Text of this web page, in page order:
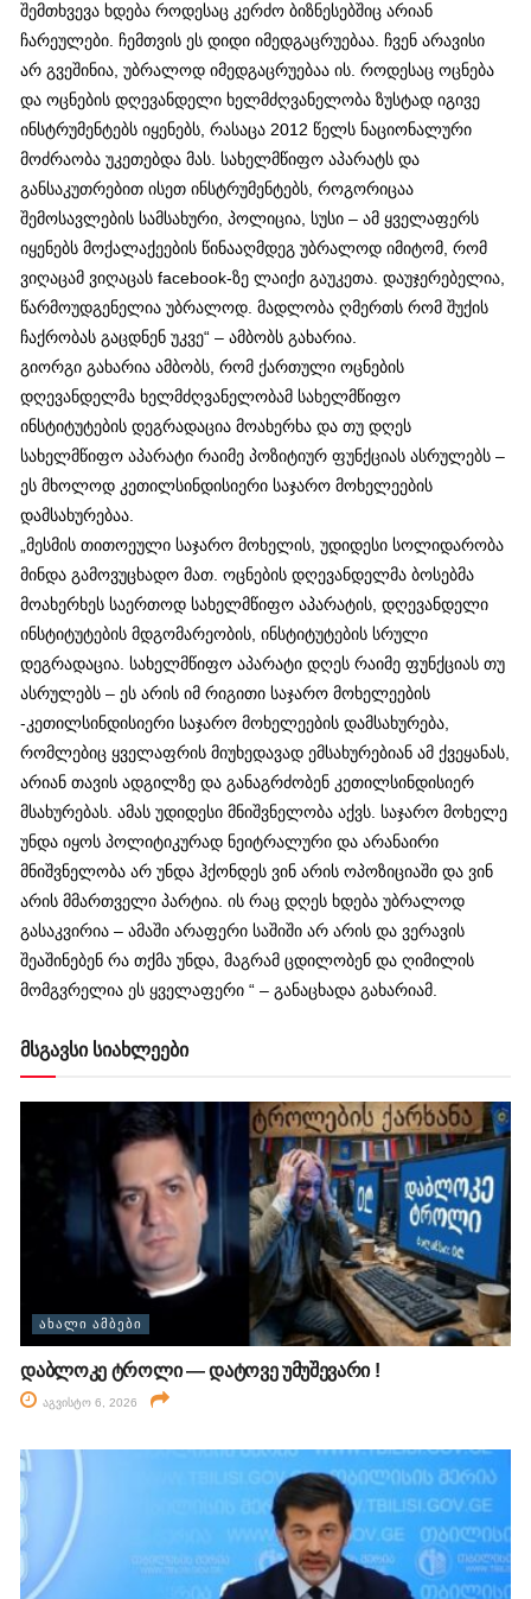
შემთხვევა ხდება როდესაც კერძო ბიზნესებშიც არიან
ჩარეულები. ჩემთვის ეს დიდი იმედგაცრუებაა. ჩვენ არავისი
არ გვეშინია, უბრალოდ იმედგაცრუებაა ის. როდესაც ოცნება
და ოცნების დღევანდელი ხელმძღვანელობა ზუსტად იგივე
ინსტრუმენტებს იყენებს, რასაცა 2012 წელს ნაციონალური
მოძრაობა უკეთებდა მას. სახელმწიფო აპარატს და
განსაკუთრებით ისეთ ინსტრუმენტებს, როგორიცაა
შემოსავლების სამსახური, პოლიცია, სუსი – ამ ყველაფერს
იყენებს მოქალაქეების წინააღმდეგ უბრალოდ იმიტომ, რომ
ვიღაცამ ვიღაცას facebook-ზე ლაიქი გაუკეთა. დაუჯერებელია,
წარმოუდგენელია უბრალოდ. მადლობა ღმერთს რომ შუქის
ჩაქრობას გაცდნენ უკვე“ – ამბობს გახარია.
გიორგი გახარია ამბობს, რომ ქართული ოცნების
დღევანდელმა ხელმძღვანელობამ სახელმწიფო
ინსტიტუტების დეგრადაცია მოახერხა და თუ დღეს
სახელმწიფო აპარატი რაიმე პოზიტიურ ფუნქციას ასრულებს –
ეს მხოლოდ კეთილსინდისიერი საჯარო მოხელეების
დამსახურებაა.
„მესმის თითოეული საჯარო მოხელის, უდიდესი სოლიდარობა
მინდა გამოვუცხადო მათ. ოცნების დღევანდელმა ბოსებმა
მოახერხეს საერთოდ სახელმწიფო აპარატის, დღევანდელი
ინსტიტუტების მდგომარეობის, ინსტიტუტების სრული
დეგრადაცია. სახელმწიფო აპარატი დღეს რაიმე ფუნქციას თუ
ასრულებს – ეს არის იმ რიგითი საჯარო მოხელეების
-კეთილსინდისიერი საჯარო მოხელეების დამსახურება,
რომლებიც ყველაფრის მიუხედავად ემსახურებიან ამ ქვეყანას,
არიან თავის ადგილზე და განაგრძობენ კეთილსინდისიერ
მსახურებას. ამას უდიდესი მნიშვნელობა აქვს. საჯარო მოხელე
უნდა იყოს პოლიტიკურად ნეიტრალური და არანაირი
მნიშვნელობა არ უნდა ჰქონდეს ვინ არის ოპოზიციაში და ვინ
არის მმართველი პარტია. ის რაც დღეს ხდება უბრალოდ
გასაკვირია – ამაში არაფერი საშიში არ არის და ვერავის
შეაშინებენ რა თქმა უნდა, მაგრამ ცდილობენ და ღიმილის
მომგვრელია ეს ყველაფერი “ – განაცხადა გახარიამ.
მსგავსი სიახლეები
ᲐᲮᲐᲚᲘ ᲐᲛᲑᲔᲑᲘ
დაბლოკე ტროლი — დატოვე უმუშევარი !
აგვისტო 6, 2026